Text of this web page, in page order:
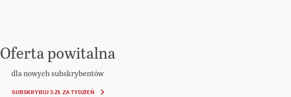
Oferta powitalna
dla nowych subskrybentów
SUBSKRYBUJ 5 ZŁ ZA TYDZIEŃ